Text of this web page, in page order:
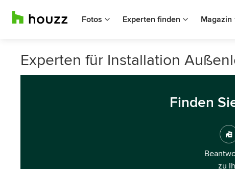
Fotos Experten finden Magazin
Experten für Installation
Finden
zu